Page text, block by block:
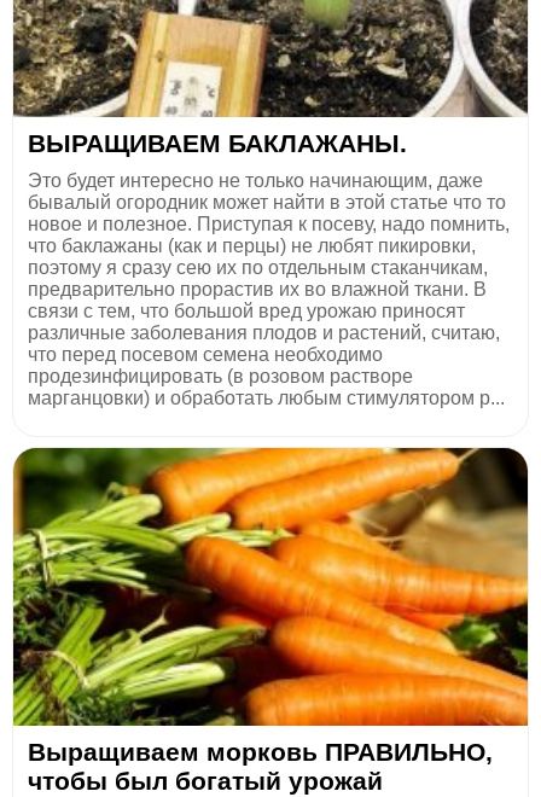
ВЫРАЩИВАЕМ БАКЛАЖАНЫ.
Это будет интересно не только начинающим, даже
бывалый огородник может найти в этой статье что то
новое и полезное. Приступая к посеву, надо помнить,
что баклажаны (как и перцы) не любят пикировки,
поэтому я сразу сею их по отдельным стаканчикам,
предварительно прорастив их во влажной ткани. В
связи с тем, что большой вред урожаю приносят
различные заболевания плодов и растений, считаю,
что перед посевом семена необходимо
продезинфицировать (в розовом растворе
марганцовки) и обработать любым стимулятором р...
Выращиваем морковь ПРАВИЛЬНО,
чтобы был богатый урожай